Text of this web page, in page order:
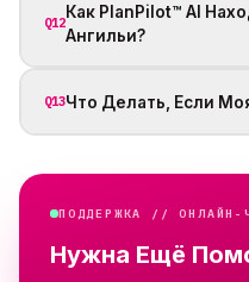
Q12
Как PlanPilot™ AI
Ангильи?
Q13Что Делать, Если
ПОДДЕРЖКА // ОНЛАЙН-
Нужна Ещё